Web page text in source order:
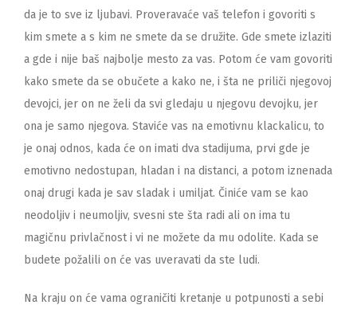
da je to sve iz ljubavi. Proveravaće vaš telefon i govoriti s
kim smete a s kim ne smete da se družite. Gde smete izlaziti
a gde i nije baš najbolje mesto za vas. Potom će vam govoriti
kako smete da se obučete a kako ne, i šta ne priliči njegovoj
devojci, jer on ne želi da svi gledaju u njegovu devojku, jer
ona je samo njegova. Staviće vas na emotivnu klackalicu, to
je onaj odnos, kada će on imati dva stadijuma, prvi gde je
emotivno nedostupan, hladan i na distanci, a potom iznenada
onaj drugi kada je sav sladak i umiljat. Činiće vam se kao
neodoljiv i neumoljiv, svesni ste šta radi ali on ima tu
magičnu privlačnost i vi ne možete da mu odolite. Kada se
budete požalili on će vas uveravati da ste ludi.
Na kraju on će vama ograničiti kretanje u potpunosti a sebi